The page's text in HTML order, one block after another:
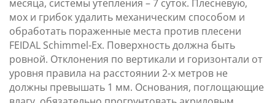
месяца, системы утепления – 7 суток. Плесневую,
мох и грибок удалить механическим способом и
обработать пораженные места против плесени
FEIDAL Schimmel-Ex. Поверхность должна быть
ровной. Отклонения по вертикали и горизонтали от
уровня правила на расстоянии 2-х метров не
должны превышать 1 мм. Основания, поглощающие